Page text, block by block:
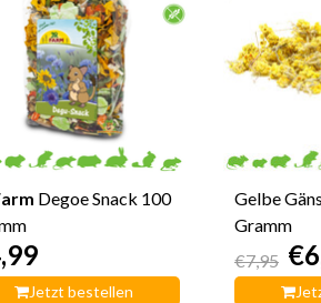
Degoe Snack 100
Jetzt bestellen
Gelbe
Gramm
€7,95